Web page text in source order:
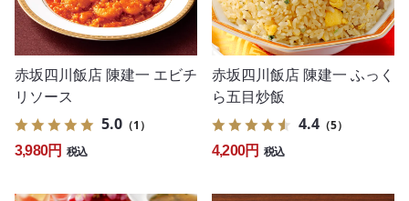
赤坂四川飯店 陳建一 エビチ
リソース
5.0 （1）
3,980円 税込
赤坂四川飯店 陳建一 ふっく
ら五目炒飯
4.4 （5）
4,200円 税込